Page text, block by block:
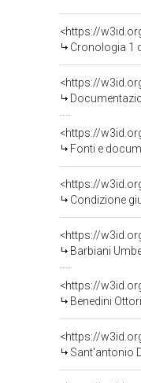
<https://
Cronologia 1
<https://
Fonti e
Condizione
<https://
Barbiani
<https://
Benedini
<https://
Sant'antonio